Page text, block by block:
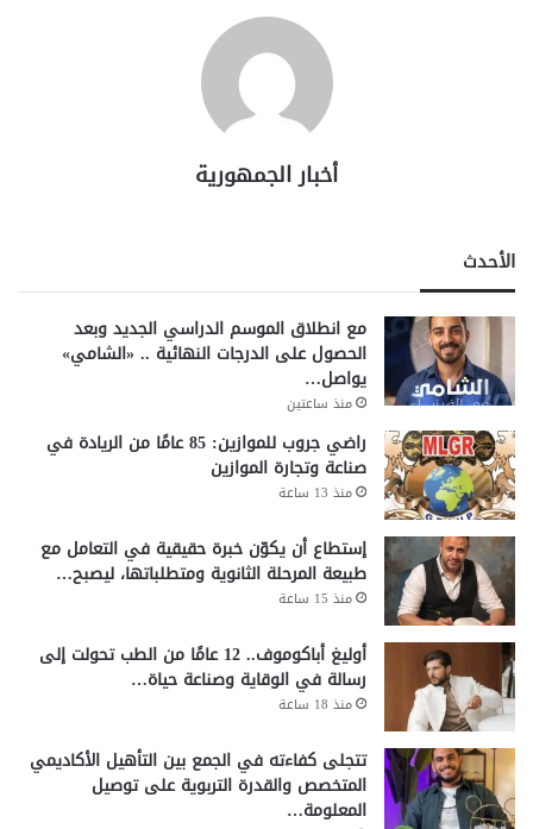
أخبار الجمهورية
الأحدث
مع انطلاق الموسم الدراسي الجديد وبعد
الحصول على الدرجات النهائية .. «الشامي»
يواصل…
منذ ساعتين
راضي جروب للموازين: 85 عامًا من الريادة في
صناعة وتجارة الموازين
منذ 13 ساعة
إستطاع أن يكوّن خبرة حقيقية في التعامل مع
طبيعة المرحلة الثانوية ومتطلباتها، ليصبح…
منذ 15 ساعة
أوليغ أباكوموف.. 12 عامًا من الطب تحولت إلى
رسالة في الوقاية وصناعة حياة…
منذ 18 ساعة
تتجلى كفاءته في الجمع بين التأهيل الأكاديمي
المتخصص والقدرة التربوية على توصيل
المعلومة…